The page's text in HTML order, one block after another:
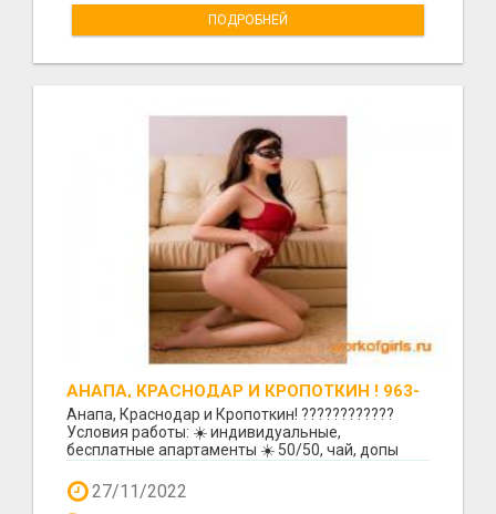
ПОДРОБНЕЙ
АНАПА, КРАСНОДАР И КРОПОТКИН ! 963-
161-85-29!
Анапа, Краснодар и Кропоткин! ????????????
Условия работы: ☀️ индивидуальные,
бесплатные апартаменты ☀️ 50/50, чай, допы
27/11/2022